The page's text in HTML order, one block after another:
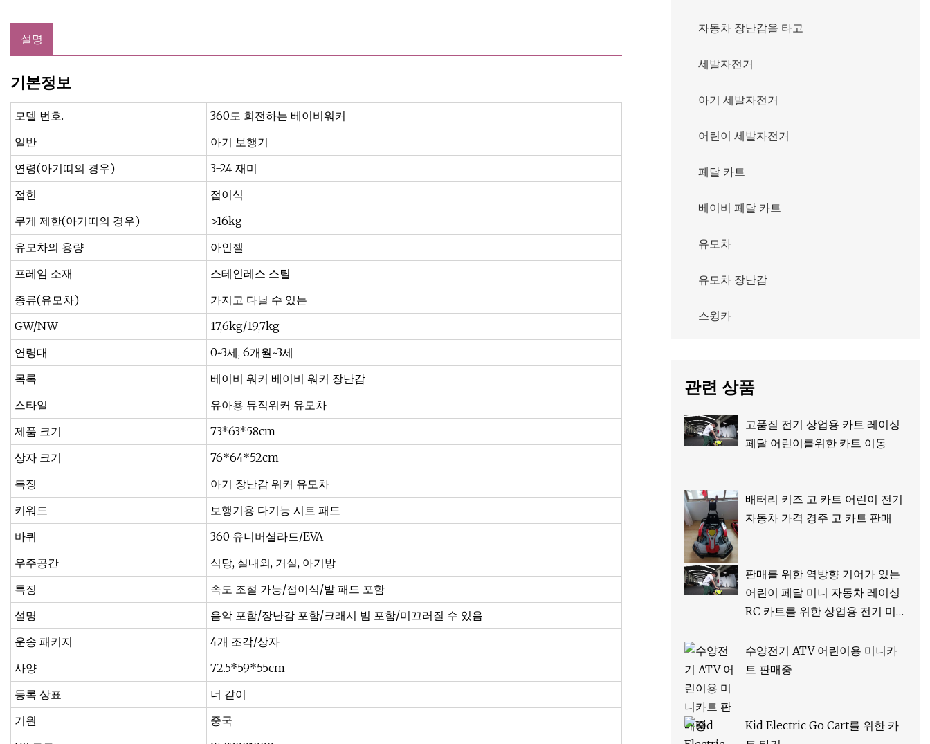
설명
기본정보
모델 번호.
360도 회전하는 베이비워커
일반
아기 보행기
연령(아기띠의 경우)
3-24 재미
접힌
접이식
무게 제한(아기띠의 경우)
>16kg
유모차의 용량
아인젤
프레임 소재
스테인레스 스틸
종류(유모차)
가지고 다닐 수 있는
GW/NW
17,6kg/19,7kg
연령대
0~3세, 6개월~3세
목록
베이비 워커 베이비 워커 장난감
스타일
유아용 뮤직워커 유모차
제품 크기
73*63*58cm
상자 크기
76*64*52cm
특징
아기 장난감 워커 유모차
키워드
보행기용 다기능 시트 패드
바퀴
360 유니버셜라드/EVA
우주공간
식당, 실내외, 거실, 아기방
특징
속도 조절 가능/접이식/발 패드 포함
설명
음악 포함/장난감 포함/크래시 빔 포함/미끄러질 수 있음
운송 패키지
4개 조각/상자
사양
72.5*59*55cm
등록 상표
너 같이
기원
중국
자동차 장난감을 타고
세발자전거
아기 세발자전거
어린이 세발자전거
페달 카트
베이비 페달 카트
유모차
유모차 장난감
스윙카
관련 상품
고품질 전기 상업용 카트 레이싱
페달 어린이를위한 카트 이동
배터리 키즈 고 카트 어린이 전기
자동차 가격 경주 고 카트 판매
판매를 위한 역방향 기어가 있는
어린이 페달 미니 자동차 레이싱
RC 카트를 위한 상업용 전기 미
수양전기 ATV 어린이용 미니카
트 판매중
Kid Electric Go Cart를 위한 카